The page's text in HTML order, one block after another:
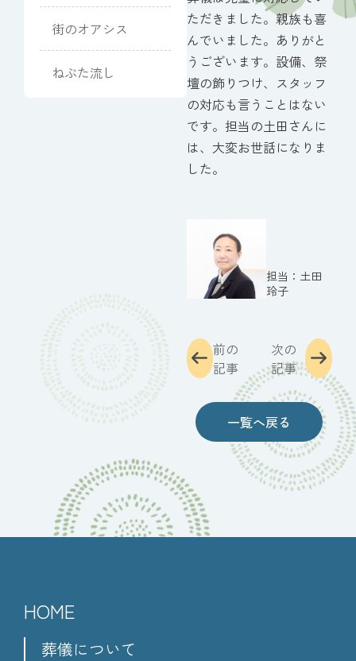
りました
街のオアシス
ねぶた流し
ただきました。親族も喜
んでいました。ありがと
うございます。設備、祭
壇の飾りつけ、スタッフ
の対応も言うことはない
です。担当の土田さんに
は、大変お世話になりま
した。
土田
玲子
前の
記事
一覧へ戻る
次の
記事
HOME
葬儀について